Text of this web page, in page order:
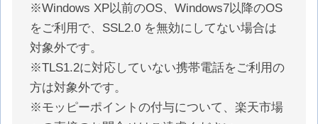
※Windows XP以前のOS、Windows7以降のOS
をご利用で、SSL2.0 を無効にしてない場合は
対象外です。
※TLS1.2に対応していない携帯電話をご利用の
方は対象外です。
※モッピーポイントの付与について、楽天市場